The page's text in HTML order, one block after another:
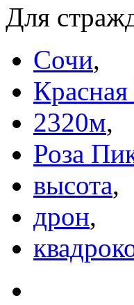
Для
Сочи,
2320м,
Роза
высота,
дрон,